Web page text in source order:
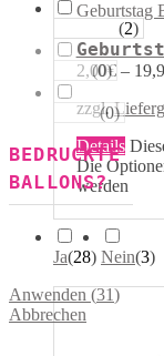
Geburtstag
2,00€–
zzgl.
Details
Die
werden
(2)
123 (0)
ABC (0)
BEDRUCKTE
BALLONS?
Ja(28) Nein(3)
Anwenden (31)
Abbrechen